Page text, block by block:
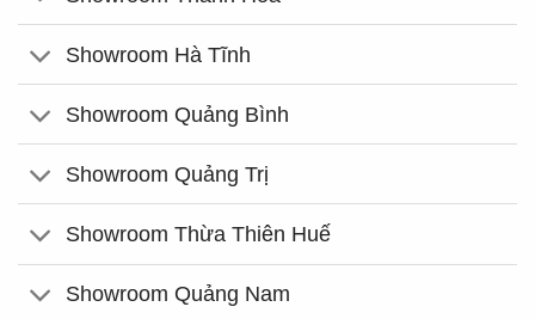
Showroom Hà Tĩnh
Showroom Quảng Bình
Showroom Quảng Trị
Showroom Thừa Thiên Huế
Showroom Quảng Nam